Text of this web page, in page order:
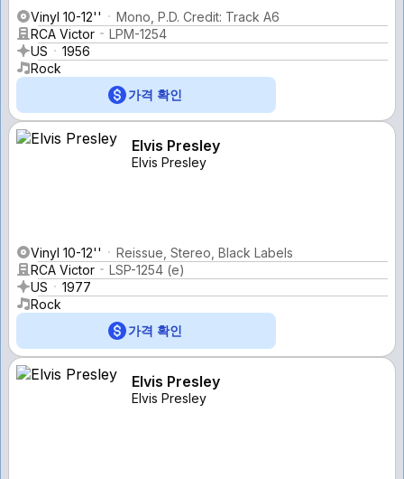
Vinyl 10-12''
Mono, P.D. Credit: Track A6
RCA Victor
LPM-1254
US
1956
Rock
가격 확인
Elvis Presley
Elvis Presley
Vinyl 10-12''
Reissue, Stereo, Black Labels
RCA Victor
LSP-1254 (e)
US
1977
Rock
가격 확인
Elvis Presley
Elvis Presley